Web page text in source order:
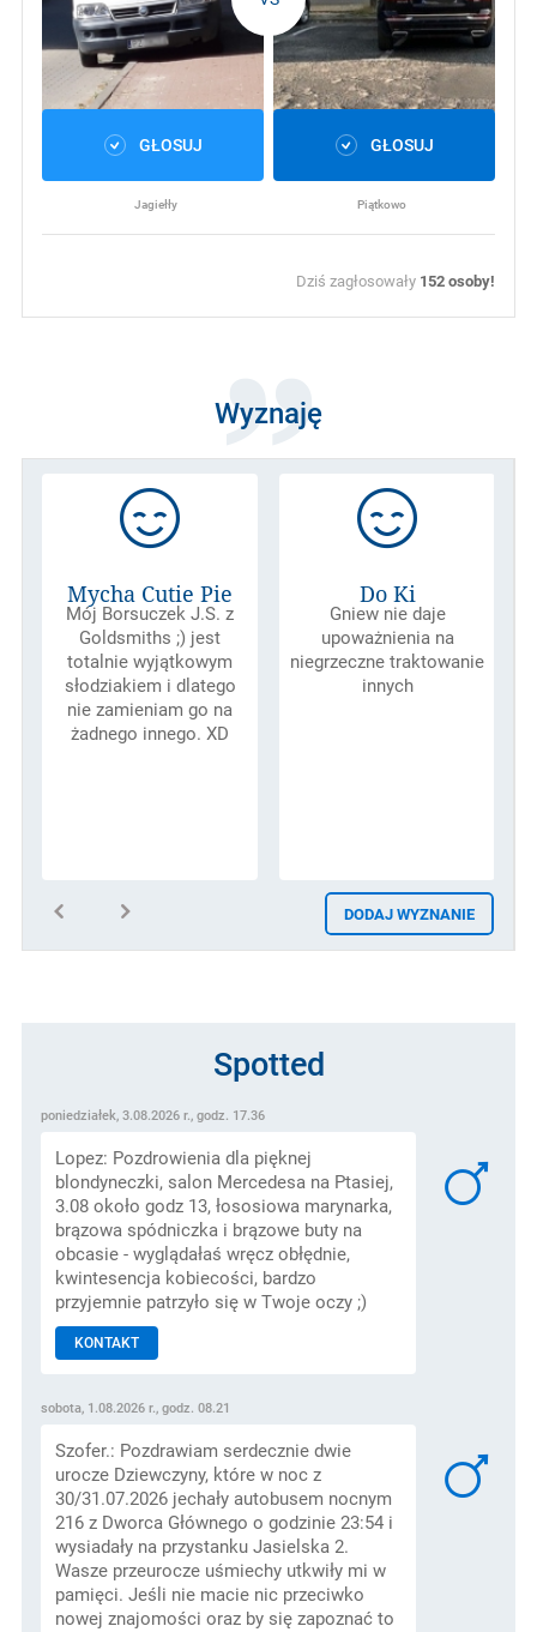
GŁOSUJ GŁOSUJ
Jagiełły Piątkowo
Dziś zagłosowały 152osoby!
Wyznaję
Mycha Cutie Pie
Mój Borsuczek J.S. z
Goldsmiths ;) jest
totalnie wyjątkowym
słodziakiem i dlatego
nie zamieniam go na
żadnego innego. XD
Do Ki
Gniew nie daje
upoważnienia na
niegrzeczne traktowanie
innych
DODAJ WYZNANIE
Spotted
poniedziałek, 3.08.2026 r., godz. 17.36
Lopez: Pozdrowienia dla pięknej
blondyneczki, salon Mercedesa na Ptasiej,
3.08 około godz 13, łososiowa marynarka,
brązowa spódniczka i brązowe buty na
obcasie - wyglądałaś wręcz obłędnie,
kwintesencja kobiecości, bardzo
przyjemnie patrzyło się w Twoje oczy ;)
KONTAKT
sobota, 1.08.2026 r., godz. 08.21
Szofer.: Pozdrawiam serdecznie dwie
urocze Dziewczyny, które w noc z
30/31.07.2026 jechały autobusem nocnym
216 z Dworca Głównego o godzinie 23:54 i
wysiadały na przystanku Jasielska 2.
Wasze przeurocze uśmiechy utkwiły mi w
pamięci. Jeśli nie macie nic przeciwko
nowej znajomości oraz by się zapoznać to